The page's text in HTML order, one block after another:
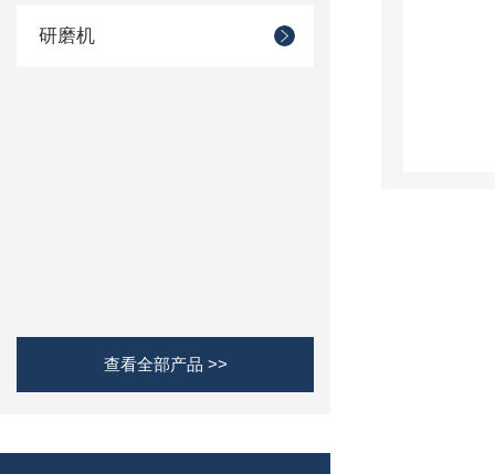
研磨机
查看全部产品 >>